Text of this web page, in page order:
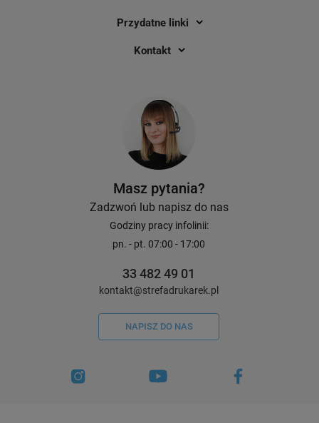
Przydatne linki
Kontakt
Masz pytania?
Zadzwoń lub napisz do nas
Godziny pracy infolinii:
pn. - pt. 07:00 - 17:00
33 482 49 01
kontakt@strefadrukarek.pl
NAPISZ DO NAS